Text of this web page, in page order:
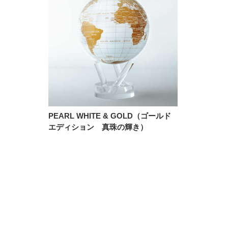
PEARL WHITE & GOLD（ゴールド
エディション 真珠の輝き）